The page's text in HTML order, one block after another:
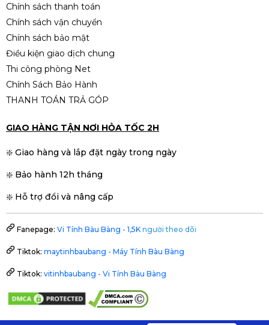
Chính sách thanh toán
Chính sách vận chuyển
Chính sách bảo mật
Điều kiện giao dịch chung
Thi công phòng Net
Chính Sách Bảo Hành
THANH TOÁN TRẢ GÓP
GIAO HÀNG TẬN NƠI HỎA TỐC 2H
❇️ Giao hàng và lắp đặt ngày trong ngày
❇️ Bảo hành 12h tháng
❇️ Hỗ trợ đổi và nâng cấp
Fanepage: Vi Tính Bàu Bàng - 1,5K người theo dõi
Tiktok: maytinhbaubang - Máy Tính Bàu Bàng
Tiktok: vitinhbaubang - Vi Tính Bàu Bàng